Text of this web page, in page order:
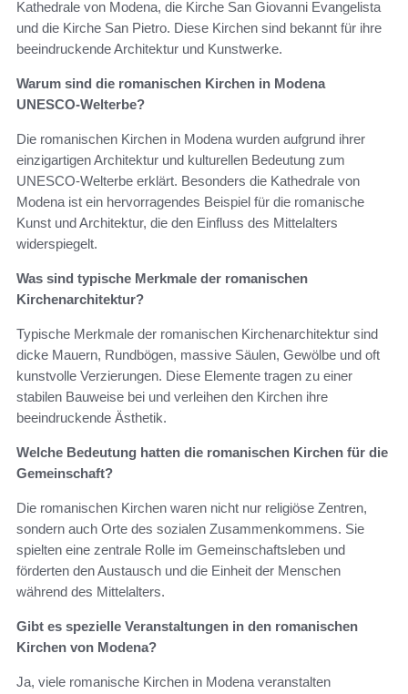
Kathedrale von Modena, die Kirche San Giovanni Evangelista
und die Kirche San Pietro. Diese Kirchen sind bekannt für ihre
beeindruckende Architektur und Kunstwerke.
Warum sind die romanischen Kirchen in Modena
UNESCO-Welterbe?
Die romanischen Kirchen in Modena wurden aufgrund ihrer
einzigartigen Architektur und kulturellen Bedeutung zum
UNESCO-Welterbe erklärt. Besonders die Kathedrale von
Modena ist ein hervorragendes Beispiel für die romanische
Kunst und Architektur, die den Einfluss des Mittelalters
widerspiegelt.
Was sind typische Merkmale der romanischen
Kirchenarchitektur?
Typische Merkmale der romanischen Kirchenarchitektur sind
dicke Mauern, Rundbögen, massive Säulen, Gewölbe und oft
kunstvolle Verzierungen. Diese Elemente tragen zu einer
stabilen Bauweise bei und verleihen den Kirchen ihre
beeindruckende Ästhetik.
Welche Bedeutung hatten die romanischen Kirchen für die
Gemeinschaft?
Die romanischen Kirchen waren nicht nur religiöse Zentren,
sondern auch Orte des sozialen Zusammenkommens. Sie
spielten eine zentrale Rolle im Gemeinschaftsleben und
förderten den Austausch und die Einheit der Menschen
während des Mittelalters.
Gibt es spezielle Veranstaltungen in den romanischen
Kirchen von Modena?
Ja, viele romanische Kirchen in Modena veranstalten